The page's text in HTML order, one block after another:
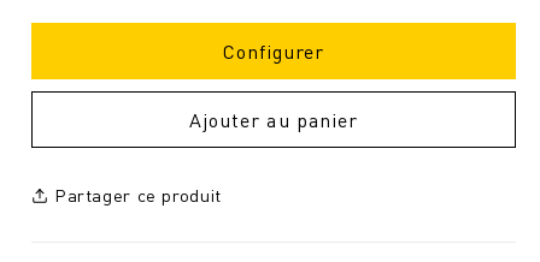
Configurer
Ajouter au panier
Partager ce produit